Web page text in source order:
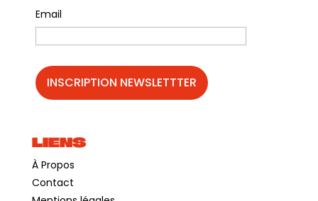
Email
LIENS
À Propos
Contact